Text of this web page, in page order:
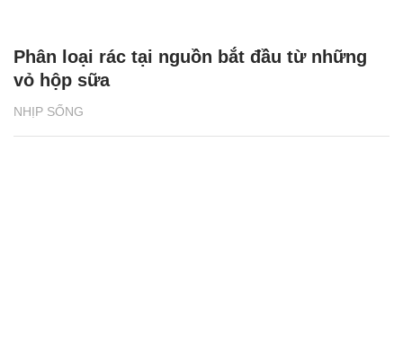
NHỊP SỐNG
Phân loại rác tại nguồn bắt đầu từ những
vỏ hộp sữa